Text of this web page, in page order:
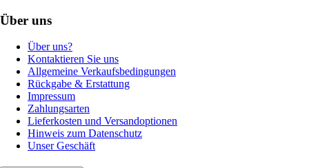
Über uns
Über uns?
Kontaktieren Sie uns
Allgemeine Verkaufsbedingungen
Rückgabe & Erstattung
Impressum
Zahlungsarten
Lieferkosten und Versandoptionen
Hinweis zum Datenschutz
Unser Geschäft